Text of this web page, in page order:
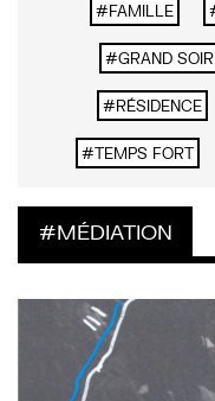
FAMILLE
GRAND SOIR
RÉSIDENCE
TEMPS FORT
MÉDIATION